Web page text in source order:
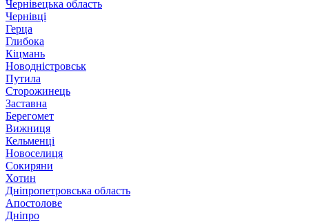
Чернівецька область
Чернівці
Герца
Глибока
Кіцмань
Новодністровськ
Путила
Сторожинець
Заставна
Берегомет
Вижниця
Кельменці
Новоселиця
Сокиряни
Хотин
Дніпропетровська область
Апостолове
Дніпро